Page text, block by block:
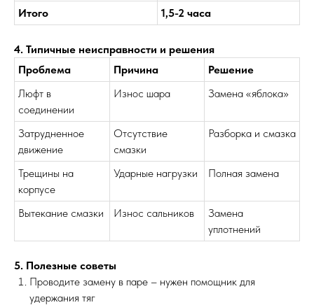
Итого
1,5-2 часа
4. Типичные неисправности и решения
Проблема
Причина
Решение
Люфт в
соединении
Износ шара Замена «яблока»
Затрудненное
движение
Отсутствие
смазки
Разборка и смазка
Трещины на
корпусе
Ударные нагрузки Полная замена
Вытекание смазки Износ сальников
Замена
уплотнений
5. Полезные советы
Проводите замену в паре – нужен помощник для
удержания тяг